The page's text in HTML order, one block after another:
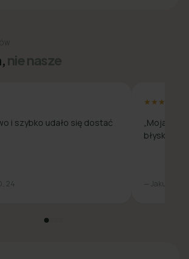
nie nasze
i szybko udało się dostać
24
★★★★★
„Moja
— Jakub L., 31